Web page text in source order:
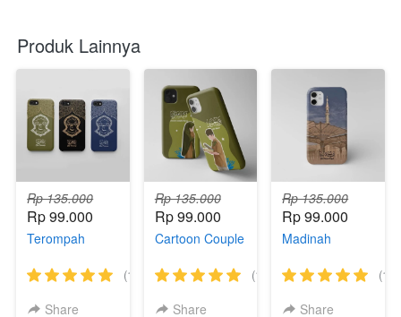
Produk Lainnya
Rp 135.000
Rp 99.000
Terompah
(18)
Share
Rp 135.000
Rp 99.000
Cartoon Couple
(15)
Share
Rp 135.000
Rp 99.000
Madinah
(18)
Share